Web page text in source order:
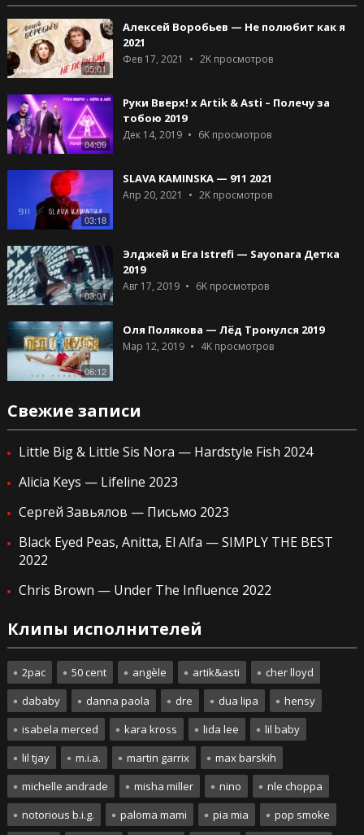
05:01
Алексей Воробьев — Не полюбит как я
2021
Фев 17, 2021 2Kпросмотров
04:09
Руки Вверх! x Artik & Asti – Полечу за
тобою 2019
Дек 14, 2019 6Kпросмотров
03:18
SLAVA KAMINSKA — 911 2021
Апр 20, 2021 2Kпросмотров
03:01
Элджей и Era Istrefi — Sayonara Детка
2019
Авг 17, 2019 6Kпросмотров
06:12
Оля Полякова — Лёд Тронулся 2019
Мар 12, 2019 4Kпросмотров
Свежие записи
Little Big & Little Sis Nora — Hardstyle Fish 2024
Alicia Keys — Lifeline 2023
Сергей Завьялов — Письмо 2023
Black Eyed Peas, Anitta, El Alfa — SIMPLY THE BEST
2022
Chris Brown — Under The Influence 2022
Клипы исполнителей
2pac 50 cent angèle artik&asti
cher lloyd
dababy
danna paola dre dua lipa
hensy
isabela merced
kara kross lida lee
lil baby
lil tjay
m.i.a. martin garrix
max barskih
michelle andrade
misha miller nino
nle choppa
notorious b.i.g.
paloma mami pia mia pop smoke